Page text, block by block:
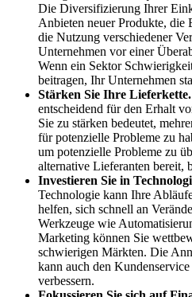
Die Diversifizierung Ihrer
Anbieten neuer Produkte, die
die Nutzung verschiedener
Unternehmen vor einer
Wenn ein Sektor
beitragen, Ihr Unternehmen
Stärken Sie Ihre Lieferkette.
entscheidend für den Erhalt
Sie zu stärken bedeutet,
für potenzielle Probleme zu
um potenzielle Probleme zu
alternative Lieferanten bereit,
Investieren Sie in
Technologie kann Ihre
helfen, sich schnell an
Werkzeuge wie
Marketing können Sie
schwierigen Märkten. Die
kann auch den
verbessern.